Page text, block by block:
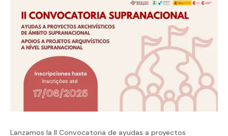
Lanzamos la II Convocatoria de ayudas a proyectos